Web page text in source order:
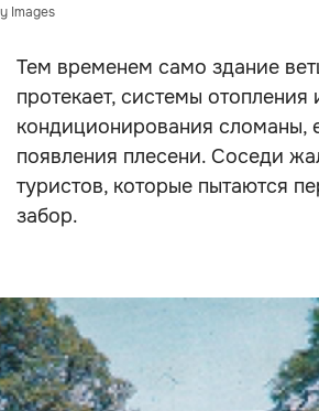
Images
Тем временем само здание
протекает, системы отопления
кондиционирования сломаны,
появления плесени. Соседи
туристов, которые пытаются
забор.